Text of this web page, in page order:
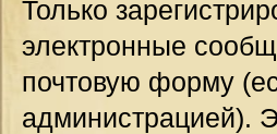
Только
электронные
почтовую форму
администрацией).